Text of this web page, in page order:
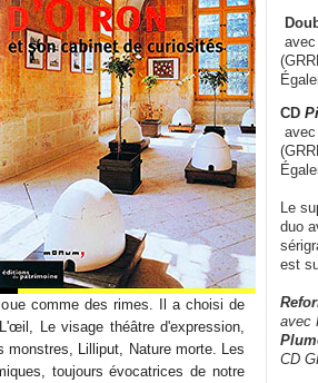
comme des rimes. Il a choisi de
Le visage théâtre d'expression,
Lilliput, Nature morte. Les
toujours évocatrices de notre
avec
CD
Le
duo
est
avec
CD